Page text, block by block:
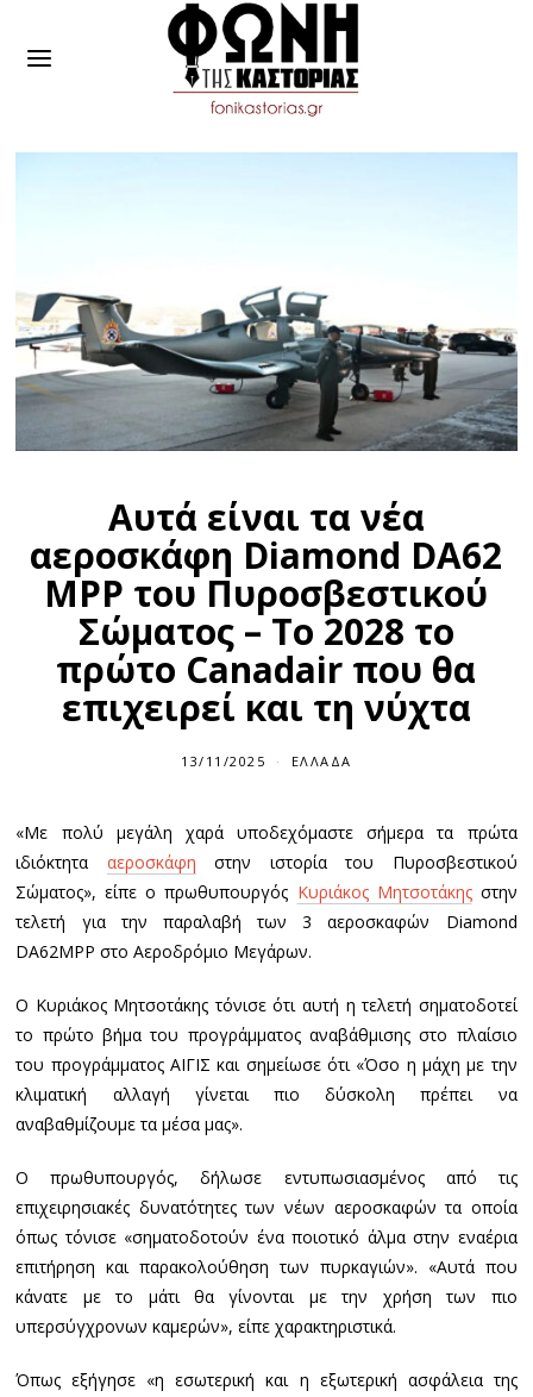
Αυτά είναι τα νέα
αεροσκάφη Diamond DA62
MPP του Πυροσβεστικού
Σώματος – Το 2028 το
πρώτο Canadair που θα
επιχειρεί και τη νύχτα
13/11/2025 ΕΛΛΆΔΑ
«Με πολύ μεγάλη χαρά υποδεχόμαστε σήμερα τα πρώτα
ιδιόκτητα αεροσκάφη στην ιστορία του Πυροσβεστικού
Σώματος», είπε ο πρωθυπουργός Κυριάκος Μητσοτάκηςστην
τελετή για την παραλαβή των 3 αεροσκαφών Diamond
DA62MPP στο Αεροδρόμιο Μεγάρων.
Ο Κυριάκος Μητσοτάκης τόνισε ότι αυτή η τελετή σηματοδοτεί
το πρώτο βήμα του προγράμματος αναβάθμισης στο πλαίσιο
του προγράμματος ΑΙΓΙΣ και σημείωσε ότι «Όσο η μάχη με την
κλιματική αλλαγή γίνεται πιο δύσκολη πρέπει να
αναβαθμίζουμε τα μέσα μας».
Ο πρωθυπουργός, δήλωσε εντυπωσιασμένος από τις
επιχειρησιακές δυνατότητες των νέων αεροσκαφών τα οποία
όπως τόνισε «σηματοδοτούν ένα ποιοτικό άλμα στην εναέρια
επιτήρηση και παρακολούθηση των πυρκαγιών». «Αυτά που
κάνατε με το μάτι θα γίνονται με την χρήση των πιο
υπερσύγχρονων καμερών», είπε χαρακτηριστικά.
Όπως εξήγησε «η εσωτερική και η εξωτερική ασφάλεια της